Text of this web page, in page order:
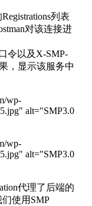
列表
对该连接进
令以及X-SMP-
，显示该服务中
wp-
alt="SMP3.0
wp-
alt="SMP3.0
代理了后端的
使用SMP